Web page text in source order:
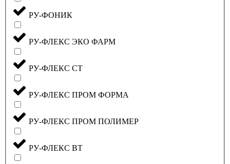
РУ-ФОНИК
РУ-ФЛЕКС ЭКО ФАРМ
РУ-ФЛЕКС СТ
РУ-ФЛЕКС ПРОМ ФОРМА
РУ-ФЛЕКС ПРОМ ПОЛИМЕР
РУ-ФЛЕКС ВТ